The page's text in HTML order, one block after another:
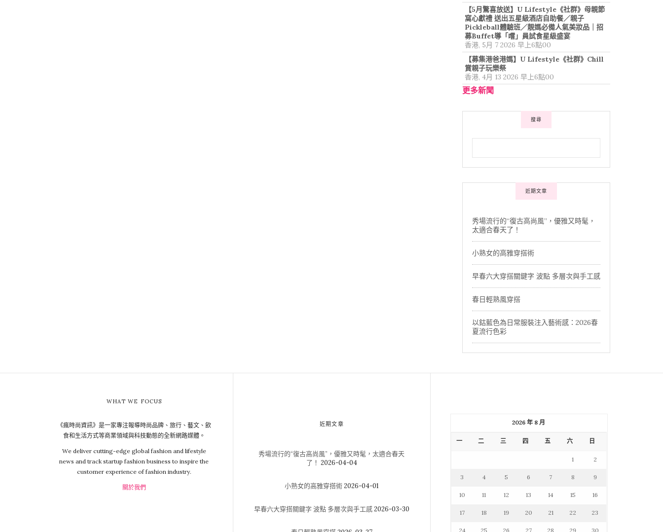
【5月驚喜放送】U Lifestyle《社群》母親節
窩心獻禮 送出五星級酒店自助餐／親子
Pickleball體驗班／靚媽必備人氣美妝品｜招
募Buffet導「嚐」員試食星級盛宴
香港, 5月 7 2026 早上6點00
【募集港爸港媽】U Lifestyle《社群》Chill
賞親子玩樂祭
香港, 4月 13 2026 早上6點00
更多新聞
搜尋
近期文章
秀場流行的“復古高尚風”，優雅又時髦，
太適合春天了！
小熟女的高雅穿搭術
早春六大穿搭關鍵字 波點 多層次與手工感
春日輕熟風穿搭
以鈷藍色為日常服裝注入藝術感：2026春
夏流行色彩
WHAT WE FOCUS
《瘋時尚資訊》是一家專注報導時尚品牌、旅行、藝文、飲
食和生活方式等商業領域與科技動態的全新網路媒體。
We deliver cutting-edge global fashion and lifestyle
news and track startup fashion business to inspire the
customer experience of fashion industry.
關於我們
近期文章
秀場流行的“復古高尚風”，優雅又時髦，太適合春天
了！ 2026-04-04
小熟女的高雅穿搭術2026-04-01
早春六大穿搭關鍵字 波點 多層次與手工感2026-03-30
2026 年 8 月
一 二 三 四 五 六 日
1 2
3 4 5 6 7 8 9
10 11 12 13 14 15 16
17 18 19 20 21 22 23
24 25 26 27 28 29 30